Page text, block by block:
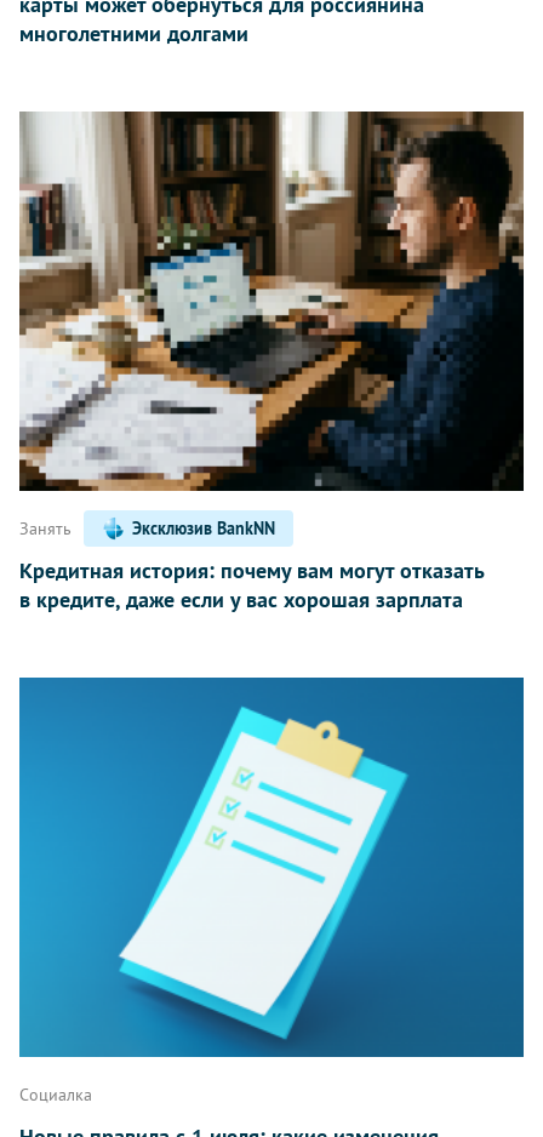
многолетними долгами
Занять Эксклюзив BankNN
Кредитная история: почему вам могут отказать
в кредите, даже если у вас хорошая зарплата
Социалка